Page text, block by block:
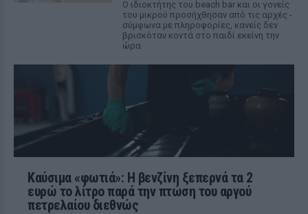
Ο ιδιοκτήτης του beach bar και οι γονείς
του μικρού προσήχθησαν από τις αρχές -
σύμφωνα με πληροφορίες, κανείς δεν
βρισκόταν κοντά στο παιδί εκείνη την
ώρα
Καύσιμα «φωτιά»: Η βενζίνη ξεπερνά τα 2
ευρώ το λίτρο παρά την πτώση του αργού
πετρελαίου διεθνώς